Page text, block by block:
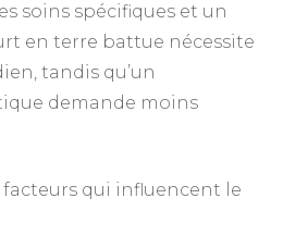
soins spécifiques et un
en terre battue nécessite
tandis qu’un
demande moins
qui influencent le